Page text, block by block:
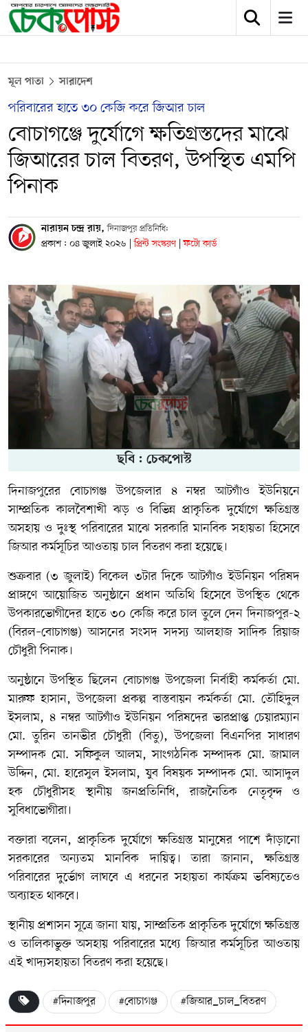
মূল পাতা সারাদেশ
পরিবারের হাতে ৩০ কেজি করে জিআর চাল
বোচাগঞ্জে দুর্যোগে ক্ষতিগ্রস্তদের মাঝে
জিআরের চাল বিতরণ, উপস্থিত এমপি
পিনাক
নারায়ন চন্দ্র রায়,দিনাজপুর প্রতিনিধি:
প্রকাশ : ০৪ জুলাই ২০২৬ | প্রিন্ট সংস্করণ | ফটো কার্ড
ছবি : চেকপোস্ট
দিনাজপুরের বোচাগঞ্জ উপজেলার ৪ নম্বর আটগাঁও ইউনিয়নে
সাম্প্রতিক কালবৈশাখী ঝড় ও বিভিন্ন প্রাকৃতিক দুর্যোগে ক্ষতিগ্রস্ত
অসহায় ও দুঃস্থ পরিবারের মাঝে সরকারি মানবিক সহায়তা হিসেবে
জিআর কর্মসূচির আওতায় চাল বিতরণ করা হয়েছে।
শুক্রবার (৩ জুলাই) বিকেল ৩টার দিকে আটগাঁও ইউনিয়ন পরিষদ
প্রাঙ্গণে আয়োজিত অনুষ্ঠানে প্রধান অতিথি হিসেবে উপস্থিত থেকে
উপকারভোগীদের হাতে ৩০ কেজি করে চাল তুলে দেন দিনাজপুর-২
(বিরল–বোচাগঞ্জ) আসনের সংসদ সদস্য আলহাজ সাদিক রিয়াজ
চৌধুরী পিনাক।
অনুষ্ঠানে উপস্থিত ছিলেন বোচাগঞ্জ উপজেলা নির্বাহী কর্মকর্তা মো.
মারুফ হাসান, উপজেলা প্রকল্প বাস্তবায়ন কর্মকর্তা মো. তৌহিদুল
ইসলাম, ৪ নম্বর আটগাঁও ইউনিয়ন পরিষদের ভারপ্রাপ্ত চেয়ারম্যান
মো. তুরিন তানভীর চৌধুরী (বিতু), উপজেলা বিএনপির সাধারণ
সম্পাদক মো. সফিকুল আলম, সাংগঠনিক সম্পাদক মো. জামাল
উদ্দিন, মো. হারেসুল ইসলাম, যুব বিষয়ক সম্পাদক মো. আসাদুল
হক চৌধুরীসহ স্থানীয় জনপ্রতিনিধি, রাজনৈতিক নেতৃবৃন্দ ও
সুবিধাভোগীরা।
বক্তারা বলেন, প্রাকৃতিক দুর্যোগে ক্ষতিগ্রস্ত মানুষের পাশে দাঁড়ানো
সরকারের অন্যতম মানবিক দায়িত্ব। তারা জানান, ক্ষতিগ্রস্ত
পরিবারের দুর্ভোগ লাঘবে এ ধরনের সহায়তা কার্যক্রম ভবিষ্যতেও
অব্যাহত থাকবে।
স্থানীয় প্রশাসন সূত্রে জানা যায়, সাম্প্রতিক প্রাকৃতিক দুর্যোগে ক্ষতিগ্রস্ত
ও তালিকাভুক্ত অসহায় পরিবারের মধ্যে জিআর কর্মসূচির আওতায়
এই খাদ্যসহায়তা বিতরণ করা হয়েছে।
#দিনাজপুর #বোচাগঞ্জ #জিআর_চাল_বিতরণ